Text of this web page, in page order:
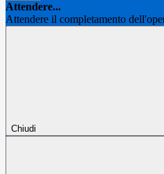
Attendere...
Attendere il completamento
Chiudi